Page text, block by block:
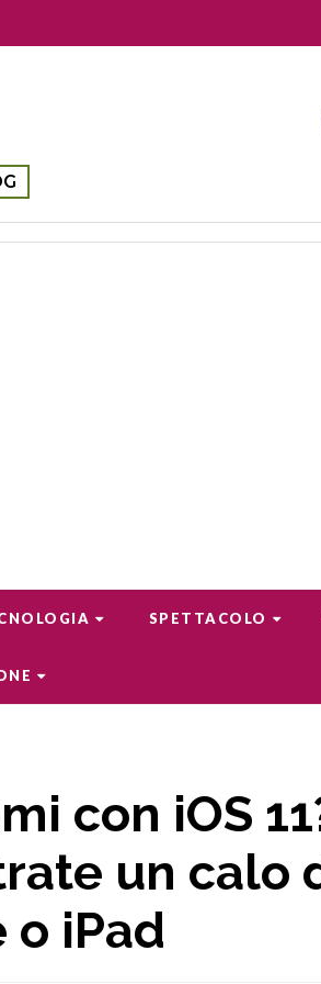
SPETTACOLO
con iOS
un calo
o iPad